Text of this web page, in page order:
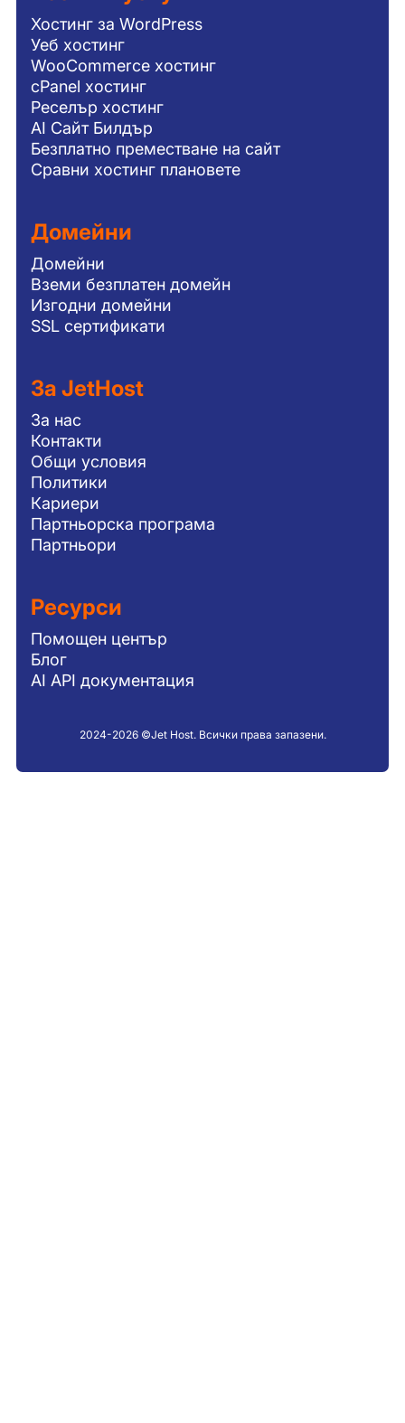
Хостинг за WordPress
Уеб хостинг
WooCommerce хостинг
cPanel хостинг
Реселър хостинг
AI Сайт Билдър
Безплатно преместване на сайт
Сравни хостинг плановете
Домейни
Домейни
Вземи безплатен домейн
Изгодни домейни
SSL сертификати
За JetHost
За нас
Контакти
Общи условия
Политики
Кариери
Партньорска програма
Партньори
Ресурси
Помощен център
Блог
AI API документация
2024-2026 ©Jet Host. Всички права запазени.